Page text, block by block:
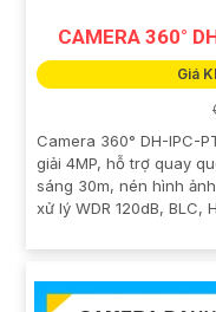
CAMERA 360°
Giá
Camera 360° DH-IPC-
giải 4MP, hỗ trợ quay
sáng 30m, nén hình
xử lý WDR 120dB, BLC,